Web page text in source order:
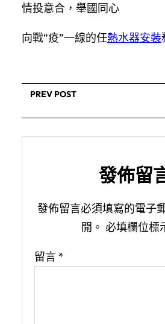
情投意合，舉國同心
向戰“疫”一線的任熱水器安裝
PREV POST
發佈留
發佈留言必須填寫的電子
開。 必填欄位標
留言 *